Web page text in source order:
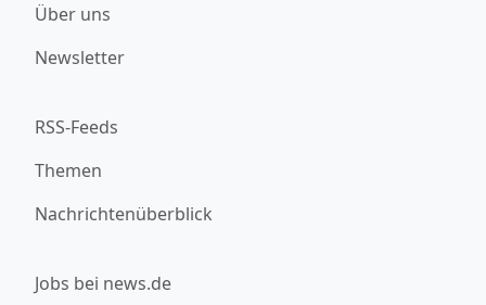
Über uns
Newsletter
RSS-Feeds
Themen
Nachrichtenüberblick
Jobs bei news.de